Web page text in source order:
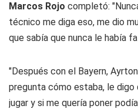
Marcos Rojo completó:
técnico me diga eso, me dio
que sabía que nunca le había
"Después con el Bayern,
pregunta cómo estaba, le digo
jugar y si me quería poner